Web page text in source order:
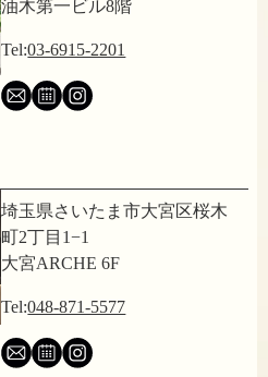
油木第一ビル8階
Tel:03-6915-2201
埼玉県さいたま市大宮区桜木
町2丁目1−1
大宮ARCHE 6F
Tel:048-871-5577